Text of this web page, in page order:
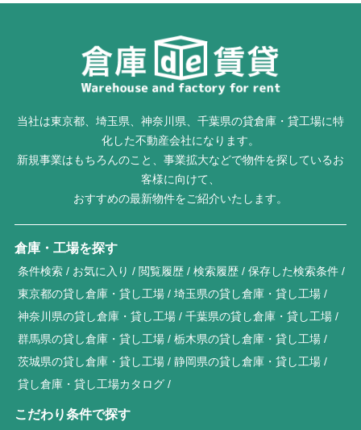
当社は東京都、埼玉県、神奈川県、千葉県の貸倉庫・貸工場に特
化した不動産会社になります。
新規事業はもちろんのこと、事業拡大などで物件を探しているお
客様に向けて、
おすすめの最新物件をご紹介いたします。
倉庫・工場を探す
条件検索 お気に入り 閲覧履歴 検索履歴
保存した検索条件
東京都の貸し倉庫・貸し工場
埼玉県の貸し倉庫・貸し工場
神奈川県の貸し倉庫・貸し工場
千葉県の貸し倉庫・貸し工場
群馬県の貸し倉庫・貸し工場
栃木県の貸し倉庫・貸し工場
茨城県の貸し倉庫・貸し工場
静岡県の貸し倉庫・貸し工場
貸し倉庫・貸し工場カタログ
こだわり条件で探す